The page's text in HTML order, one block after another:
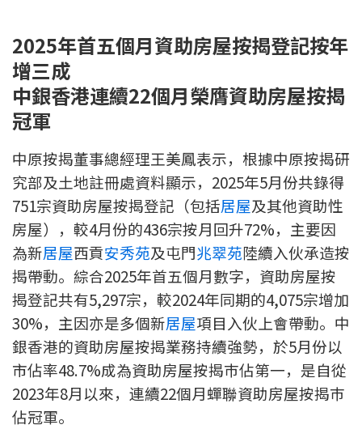
按揭工具
按揭計算
置業預算
供款年期計算
工商舖按揭計算
印花稅計算
免費物業估價
下載中心
2025年首五個月資助房屋按揭登記按年
增三成
中銀香港連續22個月榮膺資助房屋按揭
冠軍
中原按揭董事總經理王美鳳表示，根據中原按揭研
究部及土地註冊處資料顯示，2025年5月份共錄得
751宗資助房屋按揭登記（包括居屋及其他資助性
房屋），較4月份的436宗按月回升72%，主要因
為新居屋西貢安秀苑及屯門兆翠苑陸續入伙承造按
揭帶動。綜合2025年首五個月數字，資助房屋按
揭登記共有5,297宗，較2024年同期的4,075宗增加
30%，主因亦是多個新居屋項目入伙上會帶動。中
銀香港的資助房屋按揭業務持續強勢，於5月份以
市佔率48.7%成為資助房屋按揭巿佔第一，是自從
2023年8月以來，連續22個月蟬聯資助房屋按揭巿
佔冠軍。